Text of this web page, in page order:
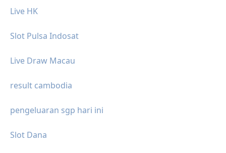
Live HK
Slot Pulsa Indosat
Live Draw Macau
result cambodia
pengeluaran sgp hari ini
Slot Dana